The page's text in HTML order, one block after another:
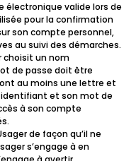
électronique valide lors de
pour la confirmation
son compte personnel,
au suivi des démarches.
choisit un nom
de passe doit être
au moins une lettre et
identifiant et son mot de
à son compte
de façon qu’il ne
s’engage à en